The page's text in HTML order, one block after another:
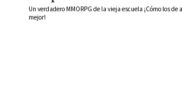
Un verdadero MMORPG de la vieja escuela ¡Cómo los de
mejor!